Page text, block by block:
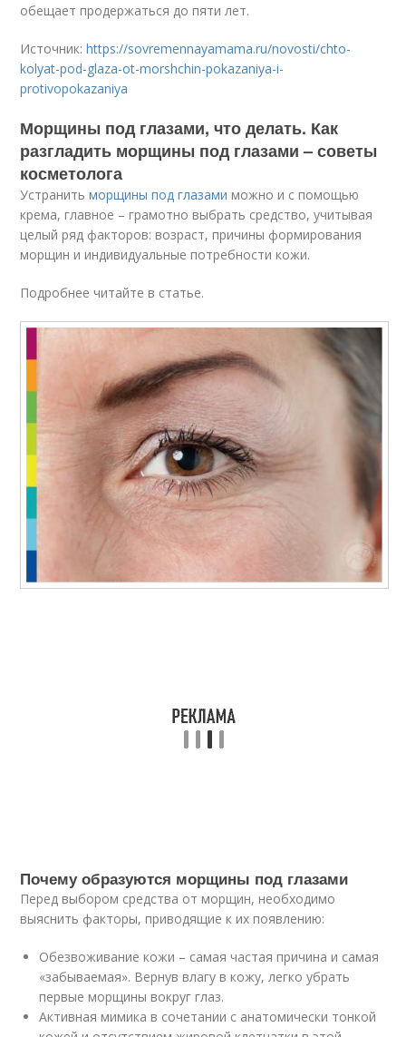
обещает продержаться до пяти лет.
Источник:https://sovremennayamama.ru/novosti/chto-
kolyat-pod-glaza-ot-morshchin-pokazaniya-i-
protivopokazaniya
Морщины под глазами, что делать. Как
разгладить морщины под глазами – советы
косметолога
Устранитьморщины под глазами можно и с помощью
крема, главное – грамотно выбрать средство, учитывая
целый ряд факторов: возраст, причины формирования
морщин и индивидуальные потребности кожи.
Подробнее читайте в статье.
Почему образуются морщины под глазами
Перед выбором средства от морщин, необходимо
выяснить факторы, приводящие к их появлению:
Обезвоживание кожи – самая частая причина и самая
«забываемая». Вернув влагу в кожу, легко убрать
первые морщины вокруг глаз.
Активная мимика в сочетании с анатомически тонкой